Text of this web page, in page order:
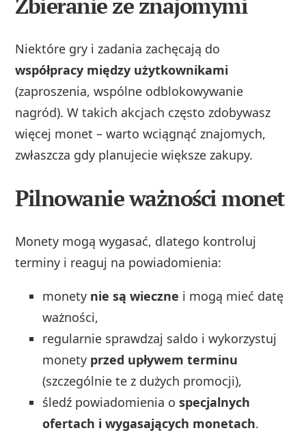
Niektóre gry i zadania zachęcają do
współpracy między użytkownikami
(zaproszenia, wspólne odblokowywanie
nagród). W takich akcjach często zdobywasz
więcej monet – warto wciągnąć znajomych,
zwłaszcza gdy planujecie większe zakupy.
Pilnowanie ważności monet
Monety mogą wygasać, dlatego kontroluj
terminy i reaguj na powiadomienia:
monety nie są wieczne i mogą mieć datę
ważności,
regularnie sprawdzaj saldo i wykorzystuj
monety przed upływem terminu
(szczególnie te z dużych promocji),
śledź powiadomienia ospecjalnych
ofertach i wygasających monetach.